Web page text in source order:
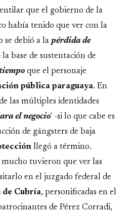
que el gobierno de la
había tenido que ver con la
se debió a la pérdida de
base de sustentación de
que el personaje
pública paraguaya. En
las múltiples identidades
el negocio' -si lo que cabe es
de gángsters de baja
llegó a término.
tuvieron que ver las
en el juzgado federal de
Cubría, personificadas en el
de Pérez Corradi,